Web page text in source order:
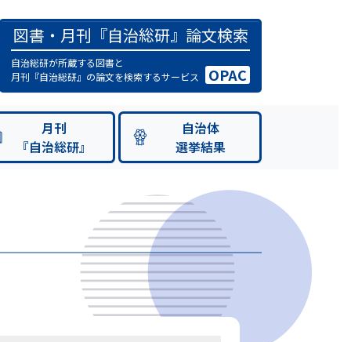
図書・月刊『自治総研』論文検索
自治総研が所蔵する図書と
月刊『自治総研』の論文を検索するサービス
OPAC
月刊
『自治総研』
自治体
選挙結果